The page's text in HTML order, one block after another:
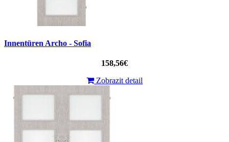
Innentüren Archo - Sofia
158,56€
Zobrazit detail